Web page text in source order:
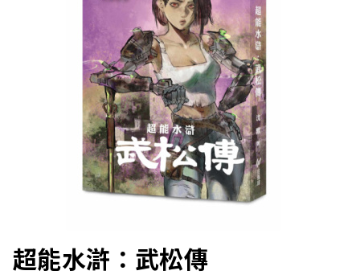
超能水滸：武松傳